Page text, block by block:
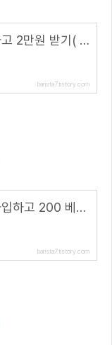
앱테크, 코인원 가입하고 2만원 받기( 초대 코드 : 5G7TC772 )
barista7.tistory.com
앱테크, 베리스토어 가입하고 200 베리(berry) 적립( 추천 코드 : BJ81D1J )
barista7.tistory.com